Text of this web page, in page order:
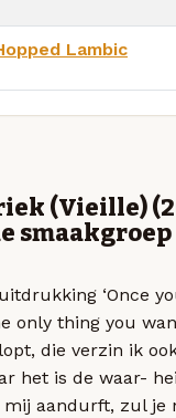
Lambic
(Vieille)
smaakgroep
‘Once
only thing you
die verzin ik
het is de waar-
mij aandurft, zul je